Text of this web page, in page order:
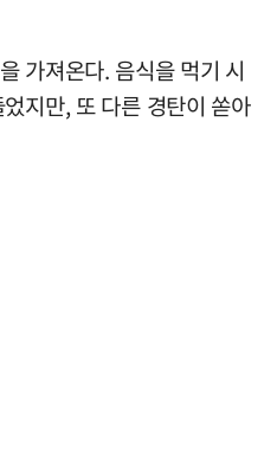
가져온다. 음식을 먹기 시
지만, 또 다른 경탄이 쏟아